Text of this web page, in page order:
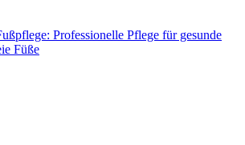
Professionelle Pflege für gesunde
Füße